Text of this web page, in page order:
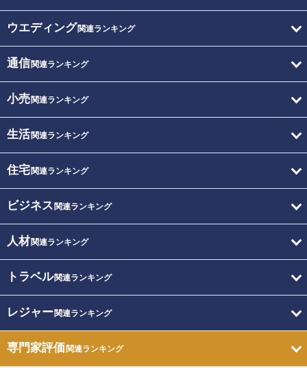
ウエディング関連ランキング
通信関連ランキング
小売関連ランキング
生活関連ランキング
住宅関連ランキング
ビジネス 関連ランキング
人材関連ランキング
トラベル関連ランキング
レジャー関連ランキング
専門家評価関連ランキング